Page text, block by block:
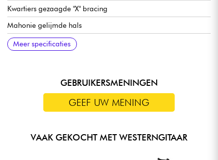
Kwartiers gezaagde "X" bracing
Mahonie gelijmde hals
Laurier toets, 21x frets
Mensuur 644 mm
Radius 12" (305 mm)
Halsbreedte 1e fret 43 mm
Takamine TP-4TD voorversterker met tuner
Laurier brug
Takamine gesloten oliebad mechanieken
Hoogglans afwerking
Meer specificaties
GEBRUIKERSMENINGEN
GEEF UW MENING
VAAK GEKOCHT MET WESTERNGITAAR